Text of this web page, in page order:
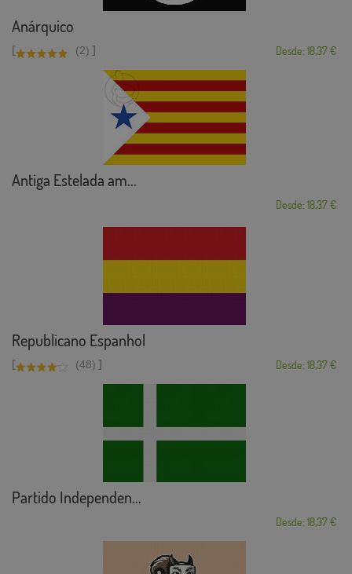
Anárquico
[ (2) ] Desde: 18,37 €
Antiga Estelada am...
Desde: 18,37 €
Republicano Espanhol
[ (48) ] Desde: 18,37 €
Partido Independen...
Desde: 18,37 €